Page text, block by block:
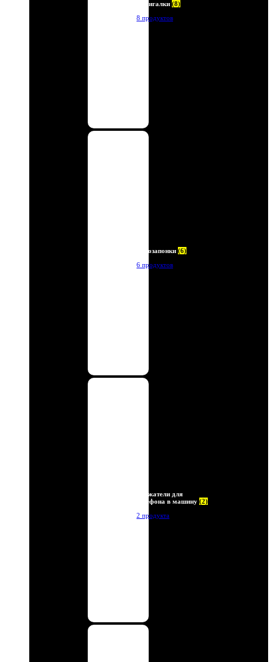
Зажигалки (8)
8 продуктов
Автозапонки (6)
6 продуктов
Держатели для
телефона в машину (2)
2 продукта